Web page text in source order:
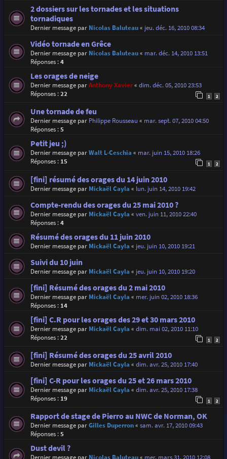
2 dossiers sur les tornades et les situations
tornadiques
Dernier message par Nicolas Baluteau« jeu. déc. 16, 2010 08:34
Vidéo tornade en Grêce
Dernier message par Nicolas Baluteau« mar. déc. 14, 2010 13:51
Réponses :4
Les orages de neige
Dernier message parAnthony Xavier« dim. déc. 05, 2010 23:53
Réponses :22 1 2
Une tornade de feu
Dernier message par Philippe Rousseau « mar. sept. 07, 2010 04:50
Réponses :5
Petit jeu ;)
Dernier message parWalt L-Ceschia « mar. juin 15, 2010 18:26
Réponses : 15 1 2
[fini] résumé des orages du 14 juin 2010
Dernier message par Mickaël Cayla « lun. juin 14, 2010 19:42
Compte-rendu des orages du 25 mai 2010 ?
Dernier message par Mickaël Cayla « ven. juin 11, 2010 22:40
Réponses :4
Résumé des orages du 11 juin 2010
Dernier message par Mickaël Cayla « jeu. juin 10, 2010 19:21
Suivi du 10 juin
Dernier message par Mickaël Cayla « jeu. juin 10, 2010 19:20
[fini] Résumé des orages du 2 mai 2010
Dernier message par Mickaël Cayla « mer. juin 02, 2010 18:36
Réponses : 14
[fini] C.R pour les orages des 29 et 30 mars 2010
Dernier message par Mickaël Cayla « dim. mai 02, 2010 11:10
Réponses :22 1 2
[fini] Résumé des orages du 25 avril 2010
Dernier message par Mickaël Cayla « dim. avr. 25, 2010 17:40
[fini] C-R pour les orages du 25 et 26 mars 2010
Dernier message par Mickaël Cayla « dim. avr. 25, 2010 17:38
Réponses : 19 1 2
Rapport de stage de Pierro au NWC de Norman, OK
Dernier message parGilles Duperron« sam. avr. 17, 2010 09:43
Réponses :5
Dust devil ?